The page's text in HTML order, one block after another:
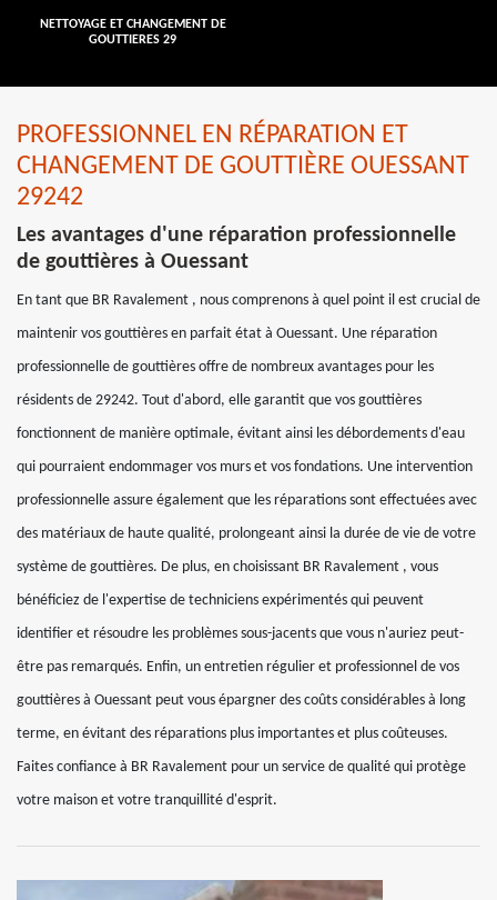
NETTOYAGE ET CHANGEMENT DE
GOUTTIERES 29
PROFESSIONNEL EN RÉPARATION ET
CHANGEMENT DE GOUTTIÈRE OUESSANT
29242
Les avantages d'une réparation professionnelle
de gouttières à Ouessant
En tant que BR Ravalement , nous comprenons à quel point il est crucial de
maintenir vos gouttières en parfait état à Ouessant. Une réparation
professionnelle de gouttières offre de nombreux avantages pour les
résidents de 29242. Tout d'abord, elle garantit que vos gouttières
fonctionnent de manière optimale, évitant ainsi les débordements d'eau
qui pourraient endommager vos murs et vos fondations. Une intervention
professionnelle assure également que les réparations sont effectuées avec
des matériaux de haute qualité, prolongeant ainsi la durée de vie de votre
système de gouttières. De plus, en choisissant BR Ravalement , vous
bénéficiez de l'expertise de techniciens expérimentés qui peuvent
identifier et résoudre les problèmes sous-jacents que vous n'auriez peut-
être pas remarqués. Enfin, un entretien régulier et professionnel de vos
gouttières à Ouessant peut vous épargner des coûts considérables à long
terme, en évitant des réparations plus importantes et plus coûteuses.
Faites confiance à BR Ravalement pour un service de qualité qui protège
votre maison et votre tranquillité d'esprit.